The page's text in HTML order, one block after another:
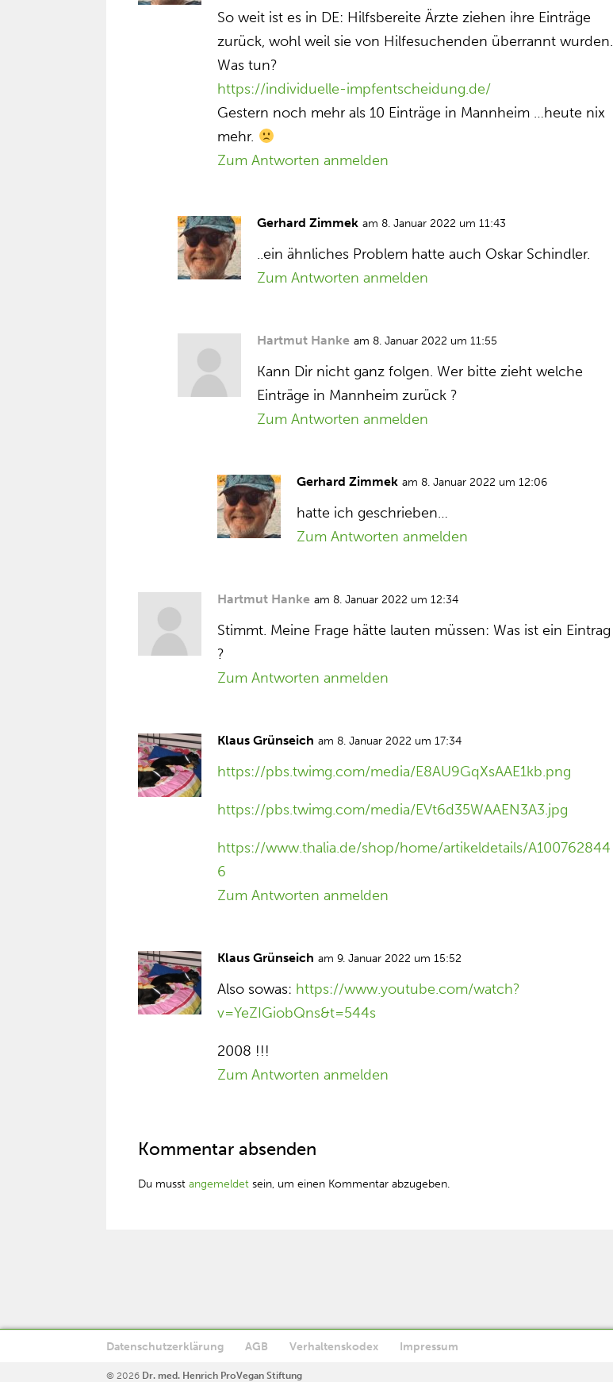
So weit ist es in DE: Hilfsbereite Ärzte ziehen ihre Einträge
zurück, wohl weil sie von Hilfesuchenden überrannt wurden.
Was tun?
https://individuelle-impfentscheidung.de/
Gestern noch mehr als 10 Einträge in Mannheim …heute nix
mehr.
Zum Antworten anmelden
Gerhard Zimmek am 8. Januar 2022 um 11:43
..ein ähnliches Problem hatte auch Oskar Schindler.
Zum Antworten anmelden
Hartmut Hanke am 8. Januar 2022 um 11:55
Kann Dir nicht ganz folgen. Wer bitte zieht welche
Einträge in Mannheim zurück ?
Zum Antworten anmelden
Gerhard Zimmek am 8. Januar 2022 um 12:06
hatte ich geschrieben…
Zum Antworten anmelden
Hartmut Hanke am 8. Januar 2022 um 12:34
Stimmt. Meine Frage hätte lauten müssen: Was ist ein Eintrag
?
Zum Antworten anmelden
Klaus Grünseich am 8. Januar 2022 um 17:34
https://pbs.twimg.com/media/E8AU9GqXsAAE1kb.png
https://pbs.twimg.com/media/EVt6d35WAAEN3A3.jpg
https://www.thalia.de/shop/home/artikeldetails/A100762844
6
Zum Antworten anmelden
Klaus Grünseich am 9. Januar 2022 um 15:52
Also sowas: https://www.youtube.com/watch?
v=YeZIGiobQns&t=544s
2008 !!!
Zum Antworten anmelden
Kommentar absenden
Du musstangemeldet sein, um einen Kommentar abzugeben.
Datenschutzerklärung AGB Verhaltenskodex Impressum
© 2026 Dr. med. Henrich ProVegan Stiftung